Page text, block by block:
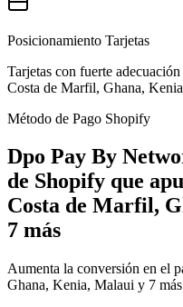
Posicionamiento Tarjetas
Tarjetas con fuerte
Costa de Marfil, Ghana,
Método de Pago Shopify
Dpo Pay By
de Shopify que
Costa de Marfil,
7 más
Aumenta la conversión en el
Ghana, Kenia, Malaui y 7